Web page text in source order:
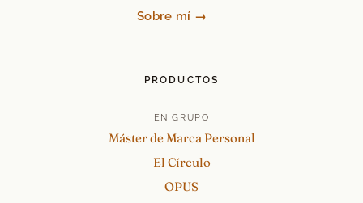
Sobre mí →
PRODUCTOS
EN GRUPO
Máster de Marca Personal
El Círculo
OPUS